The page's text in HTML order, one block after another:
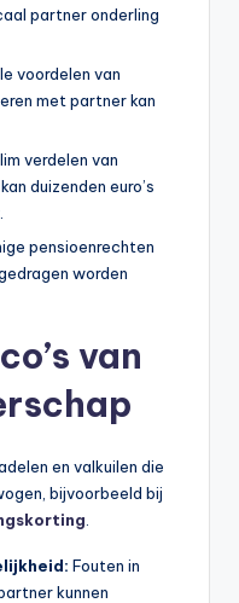
partner onderling
voordelen van
met partner kan
verdelen van
duizenden euro’s
pensioenrechten
worden
van
en valkuilen die
bijvoorbeeld bij
Fouten in
kunnen